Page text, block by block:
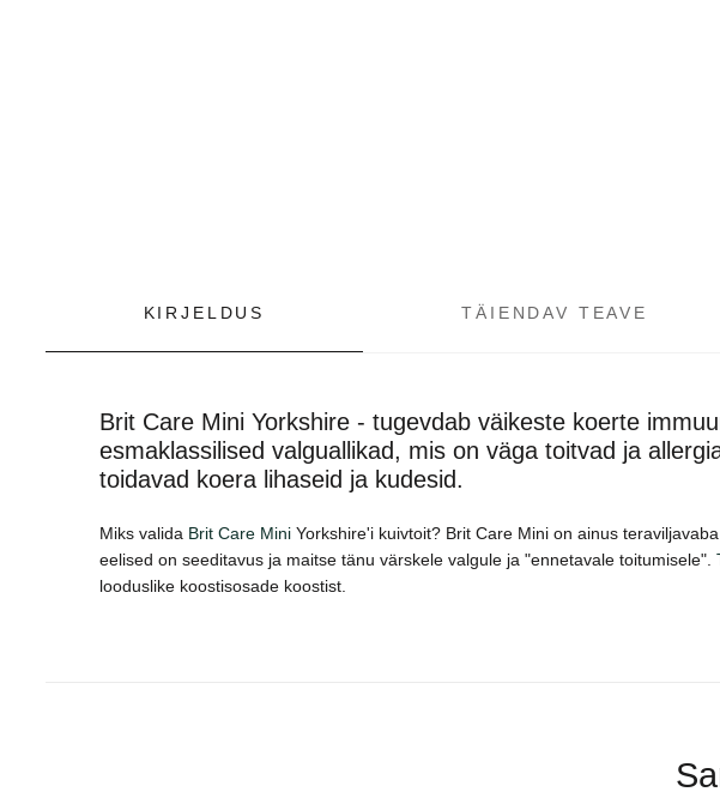
KIRJELDUS TÄIENDAV TEAVE
Brit Care Mini Yorkshire - tugevdab väikeste koerte
esmaklassilised valguallikad, mis on väga toitvad ja
toidavad koera lihaseid ja kudesid.
Miks valida Brit Care MiniYorkshire'i kuivtoit? Brit Care Mini on ainus
eelised on seeditavus ja maitse tänu värskele valgule ja "ennetavale toitumisele".
looduslike koostisosade koostist.